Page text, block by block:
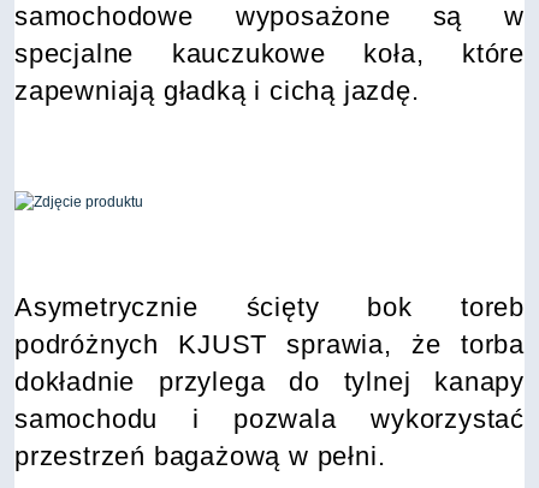
samochodowe wyposażone są w
specjalne kauczukowe koła, które
zapewniają gładką i cichą jazdę.
Asymetrycznie ścięty bok toreb
podróżnych KJUST sprawia, że torba
dokładnie przylega do tylnej kanapy
samochodu i pozwala wykorzystać
przestrzeń bagażową w pełni.